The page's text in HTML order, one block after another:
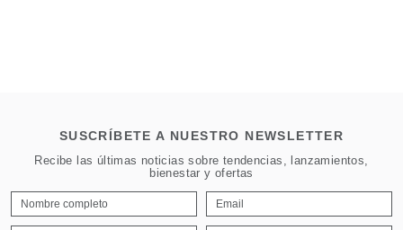
SUSCRÍBETE A NUESTRO NEWSLETTER
Recibe las últimas noticias sobre tendencias, lanzamientos,
bienestar y ofertas